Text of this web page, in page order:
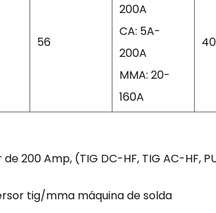
56
200A
CA: 5A-
200A
MMA: 20-
160A
200 Amp, (TIG DC-HF, TIG AC-HF,
tig/mma máquina de solda